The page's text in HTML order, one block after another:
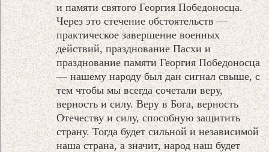
и памяти святого Георгия Победоносца.
Через это стечение обстоятельств —
практическое завершение военных
действий, празднование Пасхи и
празднование памяти Георгия Победоносца
— нашему народу был дан сигнал свыше, с
тем чтобы мы всегда сочетали веру,
верность и силу. Веру в Бога, верность
Отечеству и силу, способную защитить
страну. Тогда будет сильной и независимой
наша страна, а значит, народ наш будет